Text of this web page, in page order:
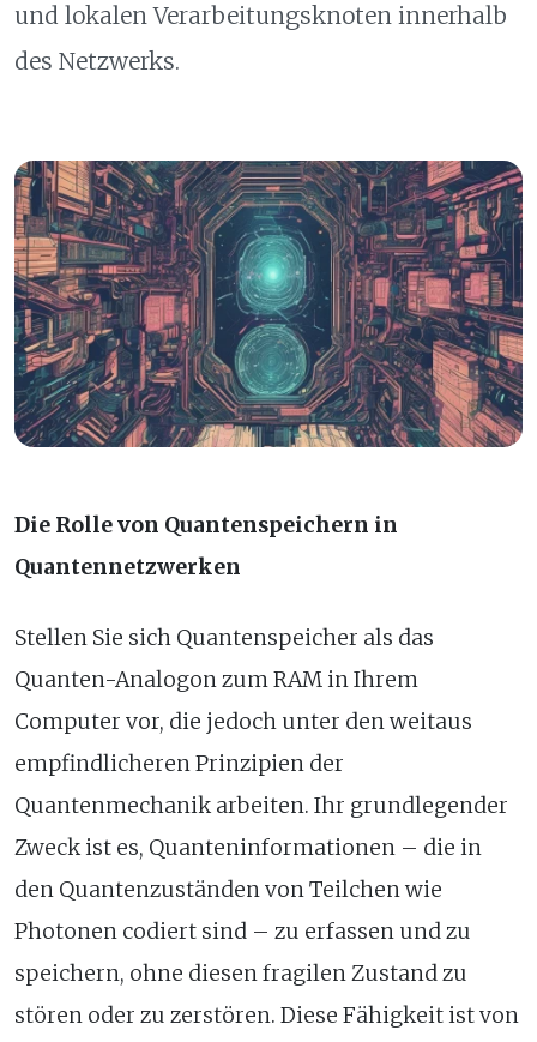
und lokalen Verarbeitungsknoten innerhalb
des Netzwerks.
Die Rolle von Quantenspeichern in
Quantennetzwerken
Stellen Sie sich Quantenspeicher als das
Quanten-Analogon zum RAM in Ihrem
Computer vor, die jedoch unter den weitaus
empfindlicheren Prinzipien der
Quantenmechanik arbeiten. Ihr grundlegender
Zweck ist es, Quanteninformationen – die in
den Quantenzuständen von Teilchen wie
Photonen codiert sind – zu erfassen und zu
speichern, ohne diesen fragilen Zustand zu
stören oder zu zerstören. Diese Fähigkeit ist von